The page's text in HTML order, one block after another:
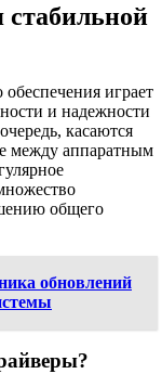
стабильной
играет
и надежности
касаются
между аппаратным
общего
обновлений